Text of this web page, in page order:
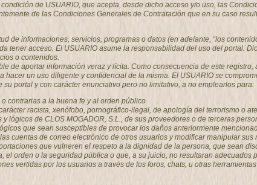
de USUARIO, que acepta, desde dicho acceso y/o uso, las
de las Condiciones Generales de Contratación que en su caso
de informaciones, servicios, programas o datos (en adelante, “los
tener acceso. El USUARIO asume la responsabilidad del uso del portal.
o contenidos.
de aportar información veraz y lícita. Como consecuencia de este
hacer un uso diligente y confidencial de la misma. El USUARIO se
su portal y con carácter enunciativo pero no limitativo, a no emplearlos para:
contrarias a la buena fe y al orden público
racista, xenófobo, pornográfico-ilegal, de apología del terrorismo o
lógicos de CLOS MOGADOR, S.L., de sus proveedores o de terceras
que sean susceptibles de provocar los daños anteriormente
cuentas de correo electrónico de otros usuarios y modificar manipular
que vulneren el respeto a la dignidad de la persona, que sean
el orden o la seguridad pública o que, a su juicio, no resultaran adecuados
vertidas por los usuarios a través de los foros, chats, u otras